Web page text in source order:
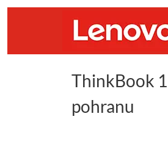
ThinkBook
pohranu